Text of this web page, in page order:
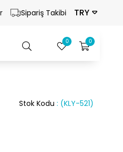
Sipariş Takibi TRY
0
0
(KLY-521)
Stok Kodu